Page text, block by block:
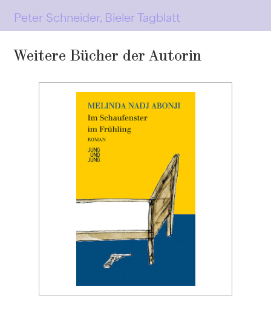
Peter Schneider, Bieler Tagblatt
Weitere Bücher der Autorin